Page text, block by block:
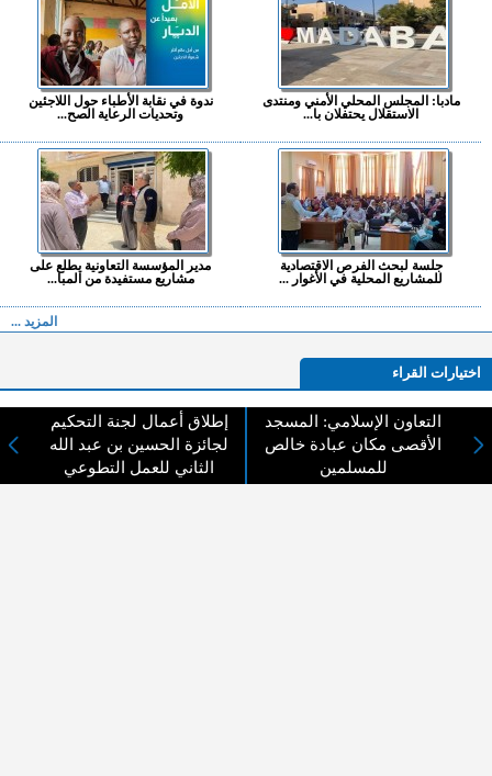
مادبا: المجلس المحلي الأمني ومنتدى
الاستقلال يحتفلان با...
ندوة في نقابة الأطباء حول اللاجئين
وتحديات الرعاية الصح...
جلسة لبحث الفرص الاقتصادية
للمشاريع المحلية في الأغوار ...
مدير المؤسسة التعاونية يطلع على
مشاريع مستفيدة من المبا...
المزيد ...
اختيارات القراء
التعاون الإسلامي: المسجد
الأقصى مكان عبادة خالص
للمسلمين
إطلاق أعمال لجنة التحكيم
لجائزة الحسين بن عبد الله
الثاني للعمل التطوعي